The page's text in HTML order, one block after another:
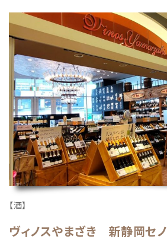
【酒】
ヴィノスやまざき 新静岡セ